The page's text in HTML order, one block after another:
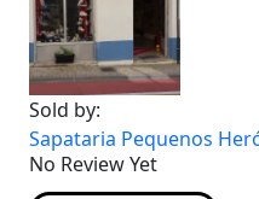
Sold by:
Sapataria Pequenos
No Review Yet